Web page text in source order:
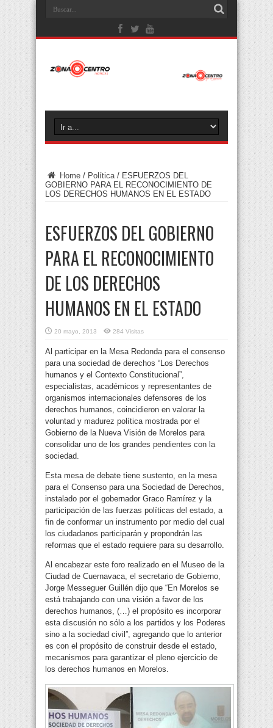
Home / Política / ESFUERZOS DEL
GOBIERNO PARA EL RECONOCIMIENTO DE
LOS DERECHOS HUMANOS EN EL ESTADO
ESFUERZOS DEL GOBIERNO
PARA EL RECONOCIMIENTO
DE LOS DERECHOS
HUMANOS EN EL ESTADO
20 mayo, 2013 284 Visitas
Al participar en la Mesa Redonda para el consenso
para una sociedad de derechos “Los Derechos
humanos y el Contexto Constitucional”,
especialistas, académicos y representantes de
organismos internacionales defensores de los
derechos humanos, coincidieron en valorar la
voluntad y madurez política mostrada por el
Gobierno de la Nueva Visión de Morelos para
consolidar uno de los grandes pendientes con la
sociedad.
Esta mesa de debate tiene sustento, en la mesa
para el Consenso para una Sociedad de Derechos,
instalado por el gobernador Graco Ramírez y la
participación de las fuerzas políticas del estado, a
fin de conformar un instrumento por medio del cual
los ciudadanos participarán y propondrán las
reformas que el estado requiere para su desarrollo.
Al encabezar este foro realizado en el Museo de la
Ciudad de Cuernavaca, el secretario de Gobierno,
Jorge Messeguer Guillén dijo que “En Morelos se
está trabajando con una visión a favor de los
derechos humanos, (…) el propósito es incorporar
esta discusión no sólo a los partidos y los Poderes
sino a la sociedad civil”, agregando que lo anterior
es con el propósito de construir desde el estado,
mecanismos para garantizar el pleno ejercicio de
los derechos humanos en Morelos.